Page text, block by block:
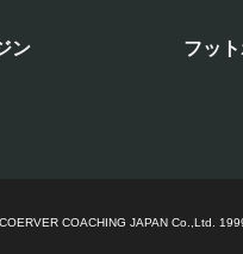
ン フッ
COERVER COACHING JAPAN Co.,Ltd.